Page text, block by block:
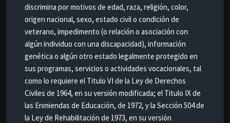
discrimina por motivos de edad, raza, religión, color,
origen nacional, sexo, estado civil o condición de
veterano, impedimento (o relación o asociación con
algún individuo con una discapacidad), información
genética o algún otro estado legalmente protegido en
sus programas, servicios o actividades vocacionales, tal
como lo requiere el Titulo VI de la Ley de Derechos
Civiles de 1964, en su versión modificada; el Titulo IX de
las Enmiendas de Educación, de 1972, y la Sección 504 de
la Ley de Rehabilitación de 1973, en su versión